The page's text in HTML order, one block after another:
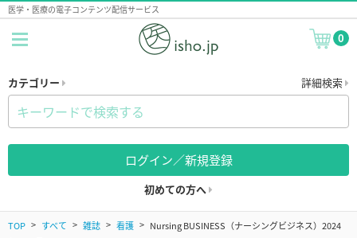
医学・医療の電子コンテンツ配信サービス
0
カテゴリー 詳細検索
ログイン／新規登録
初めての方へ
TOP すべて 雑誌 看護
Nursing BUSINESS（ナーシングビジネス）2024